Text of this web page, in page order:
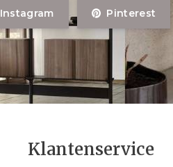
Instagram Pinterest
Klantenservice